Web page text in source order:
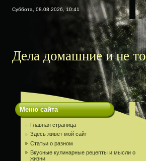
Суббота, 08.08.2026, 10:41
Дела домашние и не
Меню сайта
Главная страница
Здесь живет мой сайт
Статьи о разном
Вкусные кулинарные рецепты и мысли о
жизни